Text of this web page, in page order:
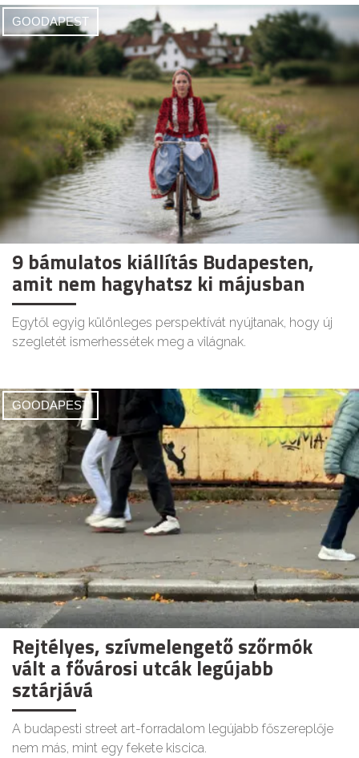
GOODAPEST
9 bámulatos kiállítás Budapesten,
amit nem hagyhatsz ki májusban
Egytől egyig különleges perspektívát nyújtanak, hogy új
szegletét ismerhessétek meg a világnak.
GOODAPEST
Rejtélyes, szívmelengető szőrmók
vált a fővárosi utcák legújabb
sztárjává
A budapesti street art-forradalom legújabb főszereplője
nem más, mint egy fekete kiscica.